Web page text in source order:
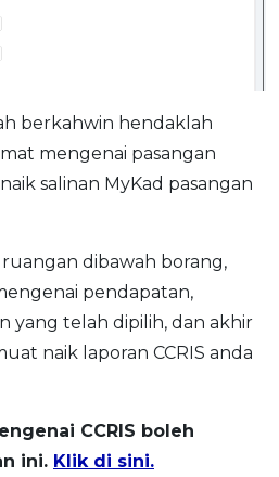
berkahwin hendaklah
mengenai pasangan
salinan MyKad pasangan
dibawah borang,
pendapatan,
yang telah dipilih, dan akhir
naik laporan CCRIS anda
CCRIS boleh
ini. Klik di sini.